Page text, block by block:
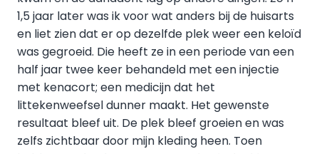
1,5 jaar later was ik voor wat anders bij de huisarts
en liet zien dat er op dezelfde plek weer een keloïd
was gegroeid. Die heeft ze in een periode van een
half jaar twee keer behandeld met een injectie
met kenacort; een medicijn dat het
littekenweefsel dunner maakt. Het gewenste
resultaat bleef uit. De plek bleef groeien en was
zelfs zichtbaar door mijn kleding heen. Toen